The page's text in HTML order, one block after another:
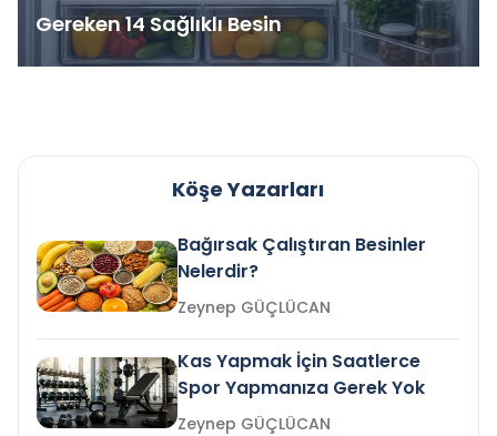
Gereken 14 Sağlıklı Besin
Köşe Yazarları
Bağırsak Çalıştıran Besinler
Nelerdir?
Zeynep GÜÇLÜCAN
Kas Yapmak İçin Saatlerce
Spor Yapmanıza Gerek Yok
Zeynep GÜÇLÜCAN